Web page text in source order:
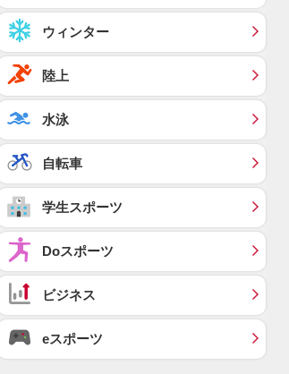
ウィンター
陸上
水泳
自転車
学生スポーツ
Doスポーツ
ビジネス
eスポーツ